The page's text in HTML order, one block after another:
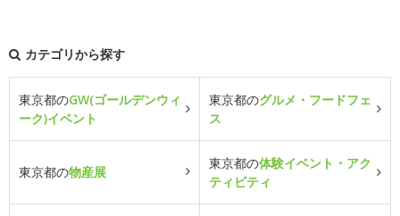
カテゴリから探す
東京都のGW(ゴールデンウィ
ーク)イベント
東京都のグルメ・フードフェ
ス
東京都の物産展
東京都の体験イベント・アク
ティビティ